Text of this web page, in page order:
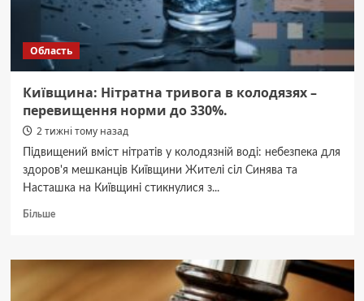
дронів.
Оновлення
(фото).
Область
Київщина: Нітратна тривога в колодязях –
перевищення норми до 330%.
2 тижні тому назад
Підвищений вміст нітратів у колодязній воді: небезпека для
здоров'я мешканців Київщини Жителі сіл Синява та
Насташка на Київщині стикнулися з...
БільшеДокладніше
Нітратна